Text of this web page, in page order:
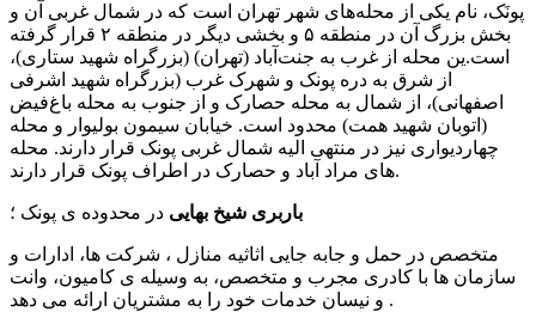
پونَک، نام یکی از محله‌های شهر تهران است که در شمال غربی آن و
بخش بزرگ آن در منطقه ۵ و بخشی دیگر در منطقه ۲ قرار گرفته
است.ین محله از غرب به جنت‌آباد (تهران) (بزرگراه شهید ستاری)،
از شرق به دره پونک و شهرک غرب (بزرگراه شهید اشرفی
اصفهانی)، از شمال به محله حصارک و از جنوب به محله باغ‌فیض
(اتوبان شهید همت) محدود است. خیابان سیمون بولیوار و محله
چهاردیواری نیز در منتهی الیه شمال غربی پونک قرار دارند. محله
های مراد آباد و حصارک در اطراف پونک قرار دارند.
باربری شیخ بهایی در محدوده ی پونک ؛
متخصص در حمل و جابه جایی اثاثیه منازل ، شرکت ها، ادارات و
سازمان ها با کادری مجرب و متخصص، به وسیله ی کامیون، وانت
و نیسان خدمات خود را به مشتریان ارائه می دهد .